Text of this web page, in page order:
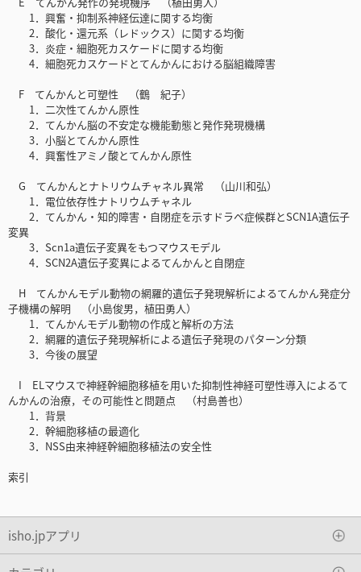
1．興奮・抑制系神経伝達に関する均衡
2．酸化・還元系（レドックス）に関する均衡
3．炎症・細胞死カスケードに関する均衡
4．細胞死カスケードとてんかんにおける脳組織障害
F てんかんと可塑性 （鶴 紀子）
1．二次性てんかん原性
2．てんかん脳の不安定な機能動態と発作発現機構
3．小脳とてんかん原性
4．興奮性アミノ酸とてんかん原性
G てんかんとナトリウムチャネル異常 （山川和弘）
1．電位依存性ナトリウムチャネル
2．てんかん・知的障害・自閉症を示すドラベ症候群とSCN1A遺伝子
変異
3．Scn1a遺伝子変異をもつマウスモデル
4．SCN2A遺伝子変異によるてんかんと自閉症
H てんかんモデル動物の網羅的遺伝子発現解析によるてんかん発症分
子機構の解明 （小島俊男，植田勇人）
1．てんかんモデル動物の作成と解析の方法
2．網羅的遺伝子発現解析による遺伝子発現のパターン分類
3．今後の展望
I ELマウスで神経幹細胞移植を用いた抑制性神経可塑性導入によるて
んかんの治療，その可能性と問題点 （村島善也）
1．背景
2．幹細胞移植の最適化
3．NSS由来神経幹細胞移植法の安全性
索引
isho.jpアプリ